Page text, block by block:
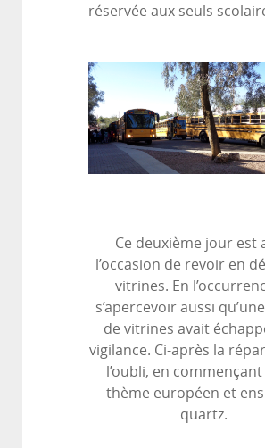
réservée aux seuls
Ce deuxième jour est
l’occasion de revoir en
vitrines. En
s’apercevoir aussi
de vitrines avait
vigilance. Ci-après la
l’oubli, en
thème européen et
quartz.